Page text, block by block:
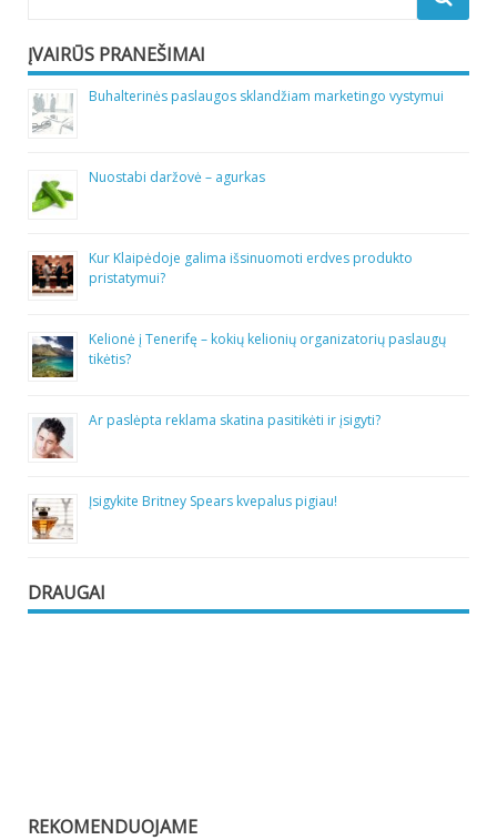
ĮVAIRŪS PRANEŠIMAI
Buhalterinės paslaugos sklandžiam marketingo vystymui
Nuostabi daržovė – agurkas
Kur Klaipėdoje galima išsinuomoti erdves produkto
pristatymui?
Kelionė į Tenerifę – kokių kelionių organizatorių paslaugų
tikėtis?
Ar paslėpta reklama skatina pasitikėti ir įsigyti?
Įsigykite Britney Spears kvepalus pigiau!
DRAUGAI
REKOMENDUOJAME